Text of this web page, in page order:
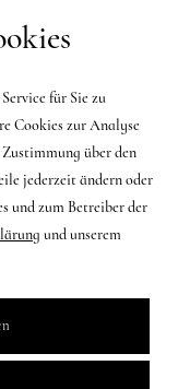
für Sie zu
Cookies zur Analyse
über den
jederzeit ändern oder
und zum Betreiber der
und unserem